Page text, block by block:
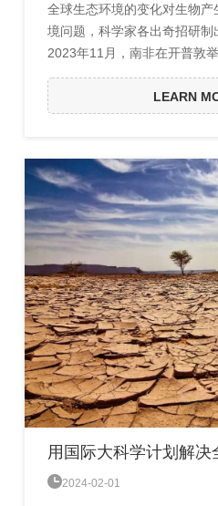
全球生态环境的变化对生物
境问题，科学家各出奇招研制
2023年11月，南非在开普敦
创新联盟论坛，挪威和英国
坛致力于加强基于解决方案和
学，强调该联盟将研究重点
协调对大西洋的观测，提高
系统和生物多样性的研究。
LEARN
用国际大科学计划解决
2024-02-01